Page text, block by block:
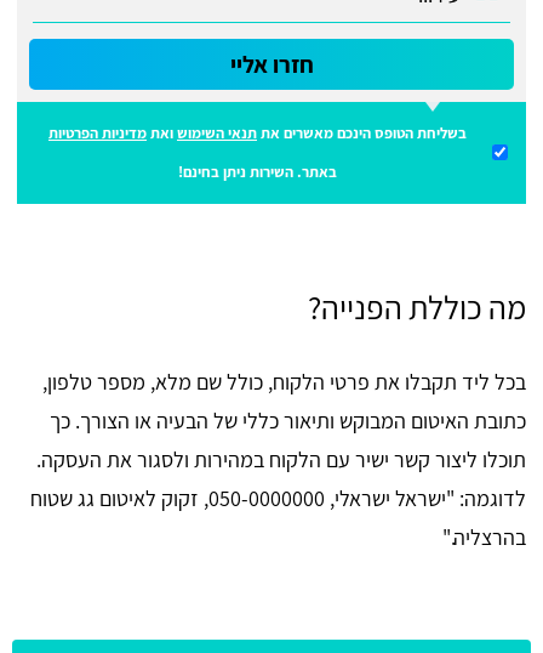
חזרו אליי
בשליחת הטופס הינכם מאשרים אתתנאי השימושואתמדיניות הפרטיות
באתר. השירות ניתן בחינם!
מה כוללת הפנייה?
בכל ליד תקבלו את פרטי הלקוח, כולל שם מלא, מספר טלפון,
כתובת האיטום המבוקש ותיאור כללי של הבעיה או הצורך. כך
תוכלו ליצור קשר ישיר עם הלקוח במהירות ולסגור את העסקה.
לדוגמה: "ישראל ישראלי, 050-0000000, זקוק לאיטום גג שטוח
בהרצליה."